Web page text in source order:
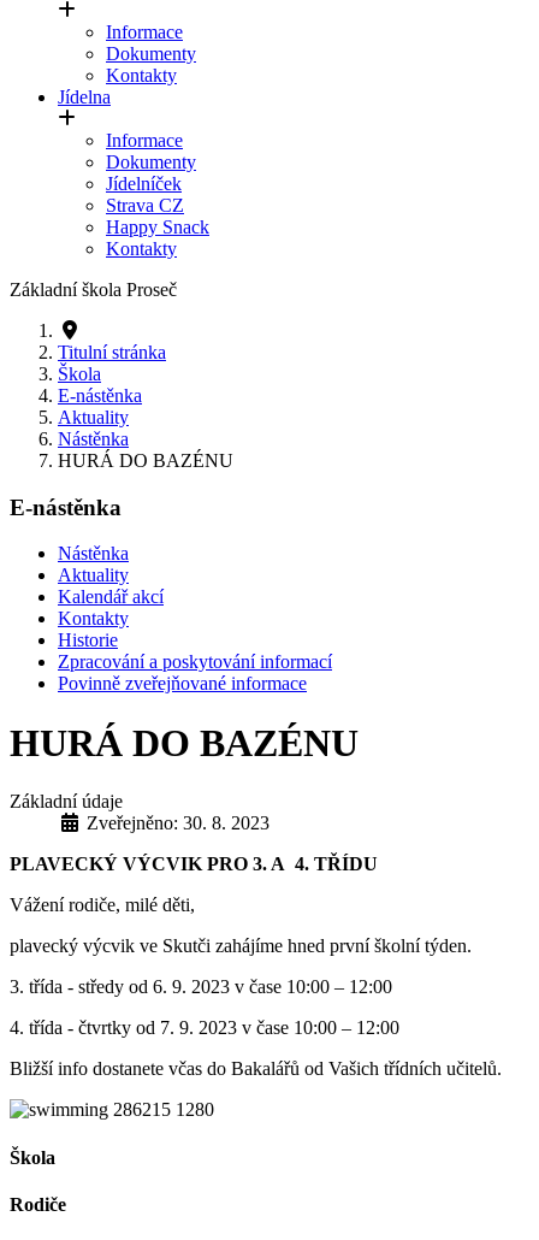
Informace
Dokumenty
Kontakty
Jídelna
Informace
Dokumenty
Jídelníček
Strava CZ
Happy Snack
Kontakty
Základní škola Proseč
Titulní stránka
Škola
E-nástěnka
Aktuality
Nástěnka
HURÁ DO BAZÉNU
E-nástěnka
Nástěnka
Aktuality
Kalendář akcí
Kontakty
Historie
Zpracování a poskytování informací
Povinně zveřejňované informace
HURÁ DO BAZÉNU
Základní údaje
Zveřejněno: 30. 8. 2023
PLAVECKÝ VÝCVIK PRO 3. A 4. TŘÍDU
Vážení rodiče, milé děti,
plavecký výcvik ve Skutči zahájíme hned první školní týden.
3. třída - středy od 6. 9. 2023 v čase 10:00 – 12:00
4. třída - čtvrtky od 7. 9. 2023 v čase 10:00 – 12:00
Bližší info dostanete včas do Bakalářů od Vašich třídních učitelů.
Škola
Rodiče